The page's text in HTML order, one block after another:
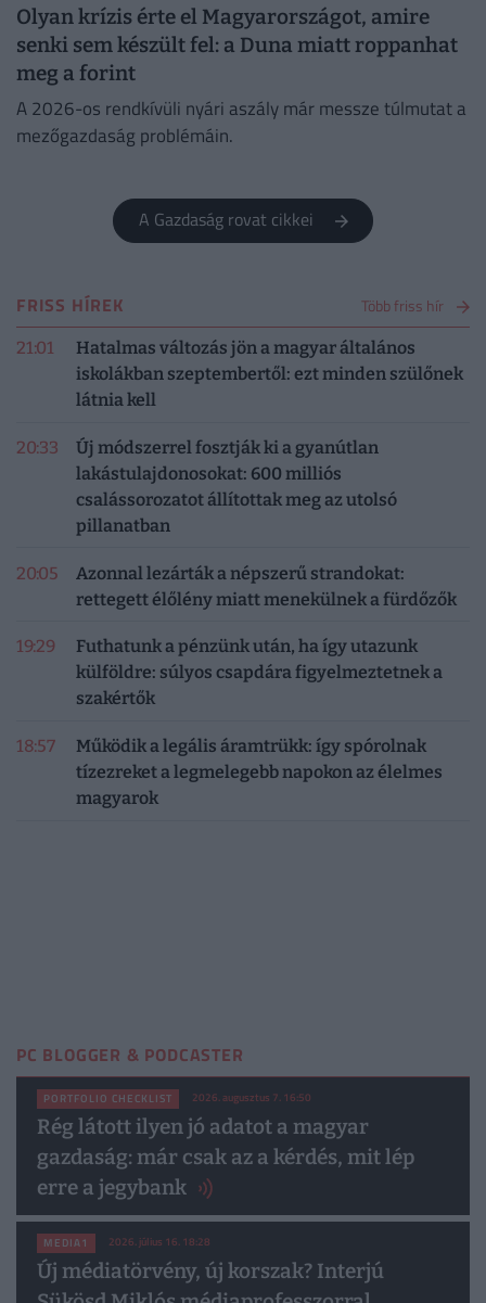
Olyan krízis érte el Magyarországot, amire
senki sem készült fel: a Duna miatt roppanhat
meg a forint
A 2026-os rendkívüli nyári aszály már messze túlmutat a
mezőgazdaság problémáin.
A Gazdaság rovat cikkei
FRISS HÍREK Több friss hír
21:01
Hatalmas változás jön a magyar általános
iskolákban szeptembertől: ezt minden szülőnek
látnia kell
20:33
Új módszerrel fosztják ki a gyanútlan
lakástulajdonosokat: 600 milliós
csalássorozatot állítottak meg az utolsó
pillanatban
20:05
Azonnal lezárták a népszerű strandokat:
rettegett élőlény miatt menekülnek a fürdőzők
19:29
Futhatunk a pénzünk után, ha így utazunk
külföldre: súlyos csapdára figyelmeztetnek a
szakértők
18:57
Működik a legális áramtrükk: így spórolnak
tízezreket a legmelegebb napokon az élelmes
magyarok
PC BLOGGER & PODCASTER
PORTFOLIO CHECKLIST 2026. augusztus 7. 16:50
Rég látott ilyen jó adatot a magyar
gazdaság: már csak az a kérdés, mit lép
erre a jegybank
MEDIA1 2026. július 16. 18:28
Új médiatörvény, új korszak? Interjú